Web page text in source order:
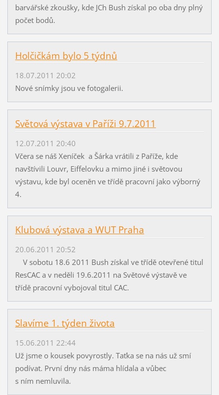
barvářské zkoušky, kde JCh Bush získal po oba dny plný
počet bodů.
Holčičkám bylo 5 týdnů
18.07.2011 20:02
Nové snímky jsou ve fotogalerii.
Světová výstava v Paříži 9.7.2011
12.07.2011 20:40
Včera se náš Xeníček a Šárka vrátili z Paříže, kde
navštívili Louvr, Eiffelovku a mimo jiné i světovou
výstavu, kde byl oceněn ve třídě pracovní jako výborný
4.
Klubová výstava a WUT Praha
20.06.2011 20:52
V sobotu 18.6 2011 Bush získal ve třídě otevřené titul
ResCAC a v neděli 19.6.2011 na Světové výstavě ve
třídě pracovní vybojoval titul CAC.
Slavíme 1. týden života
15.06.2011 22:44
Už jsme o kousek povyrostly. Taťka se na nás už smí
podívat. První dny nás máma hlídala a vůbec
s ním nemluvila.